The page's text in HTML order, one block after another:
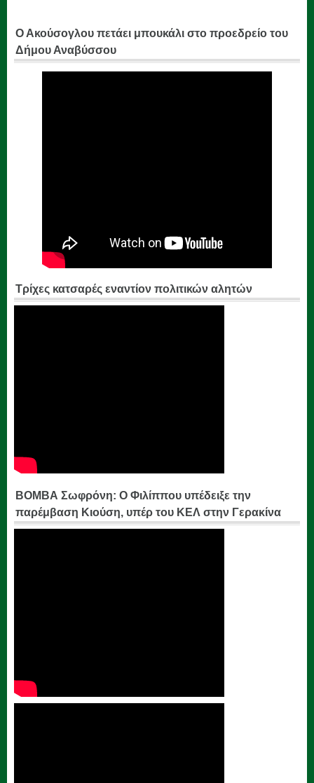
Ο Ακούσογλου πετάει μπουκάλι στο προεδρείο του
Δήμου Αναβύσσου
Τρίχες κατσαρές εναντίον πολιτικών αλητών
ΒΟΜΒΑ Σωφρόνη: Ο Φιλίππου υπέδειξε την
παρέμβαση Κιούση, υπέρ του ΚΕΛ στην Γερακίνα